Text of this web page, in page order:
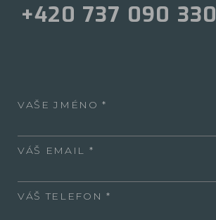
+420 737 090 330
VAŠE JMÉNO
VÁŠ EMAIL
VÁŠ TELEFON